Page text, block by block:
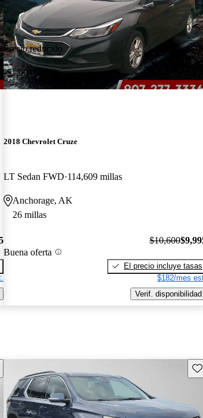
Precio reducido
-$1,004
2018 Chevrolet Cruze
LT Sedan FWD 114,609 millas
Anchorage, AK
26 millas
Buena oferta
$10,600
El precio incluye tasas
$182/mes
Verif. disponibilidad
este Aviso